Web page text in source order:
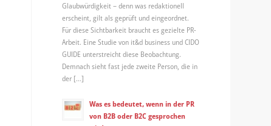
Glaubwürdigkeit – denn was redaktionell
erscheint, gilt als geprüft und eingeordnet.
Für diese Sichtbarkeit braucht es gezielte PR-
Arbeit. Eine Studie von it&d business und CIDO
GUIDE unterstreicht diese Beobachtung.
Demnach sieht fast jede zweite Person, die in
der […]
Was es bedeutet, wenn in der PR
von B2B oder B2C gesprochen